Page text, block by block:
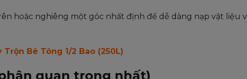
hoặc nghiêng một góc nhất định để dễ dàng nạp vật liệu
Bê Tông 1/2 Bao (250L)
quan trọng nhất)